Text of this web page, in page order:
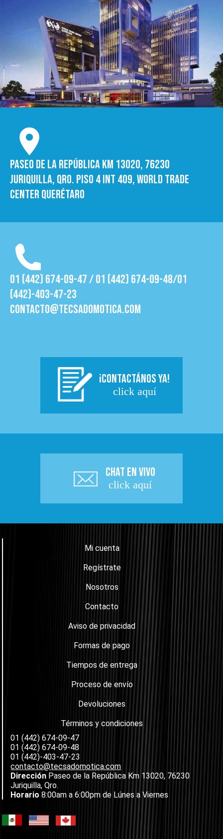
Paseo de la República Km 13020, 76230
Juriquilla, Qro. Piso 4 int 409, World trade
Center Querétaro
01 (442) 674-09-47 / 01 (442) 674-09-48/01
(442)-403-47-23
contacto@tecsadomotica.com
¡CONTACTÁNOS YA!
click aquí
CHAT EN VIVO
click aquí
Mi cuenta
Regístrate
Nosotros
Contacto
Aviso de privacidad
Formas de pago
Tiempos de entrega
Proceso de envío
Devoluciones
Términos y condiciones
01 (442) 674-09-47
01 (442) 674-09-48
01 (442)-403-47-23
contacto@tecsadomotica.com
Dirección Paseo de la República Km 13020, 76230
Juriquilla, Qro.
Horario 8:00am a 6:00pm de Lúnes a Viernes